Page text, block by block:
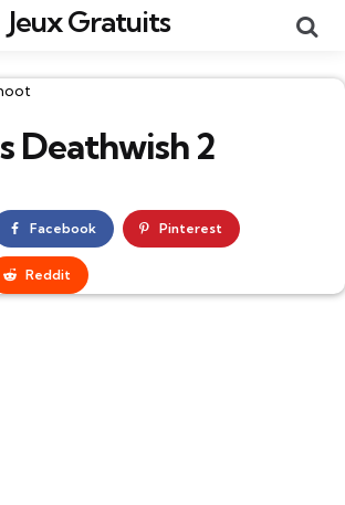
Jeux Gratuits
Deathwish 2
Facebook Pinterest
Reddit